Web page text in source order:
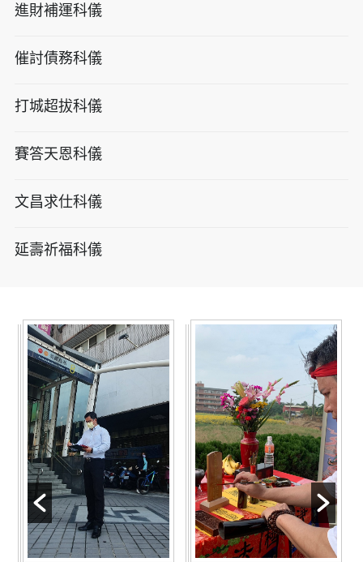
進財補運科儀
催討債務科儀
打城超拔科儀
賽答天恩科儀
文昌求仕科儀
延壽祈福科儀